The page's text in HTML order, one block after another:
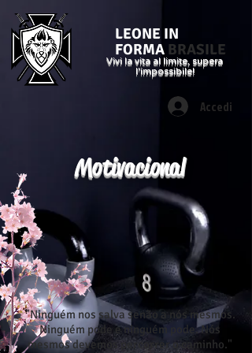
LEONE IN
FORMA BRASILE
Vivi la vita al limite, supera
l'impossibile!
Accedi
Motivacional
"Ninguém nos salva senão a nós mesmos.
Ninguém pode e ninguém pode. Nós
mesmos devemos percorrer o caminho."